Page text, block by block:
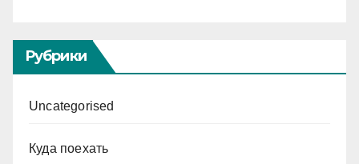
Рубрики
Uncategorised
Куда поехать